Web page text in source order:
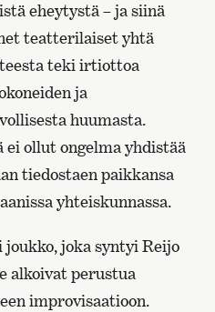
eheytystä – ja siinä
teatterilaiset yhtä
teki irtiottoa
ja
huumasta.
ollut ongelma yhdistää
tiedostaen paikkansa
yhteiskunnassa.
joka syntyi Reijo
alkoivat perustua
improvisaatioon.